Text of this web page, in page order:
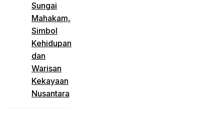
Sungai
Mahakam,
Simbol
Kehidupan
dan
Warisan
Kekayaan
Nusantara